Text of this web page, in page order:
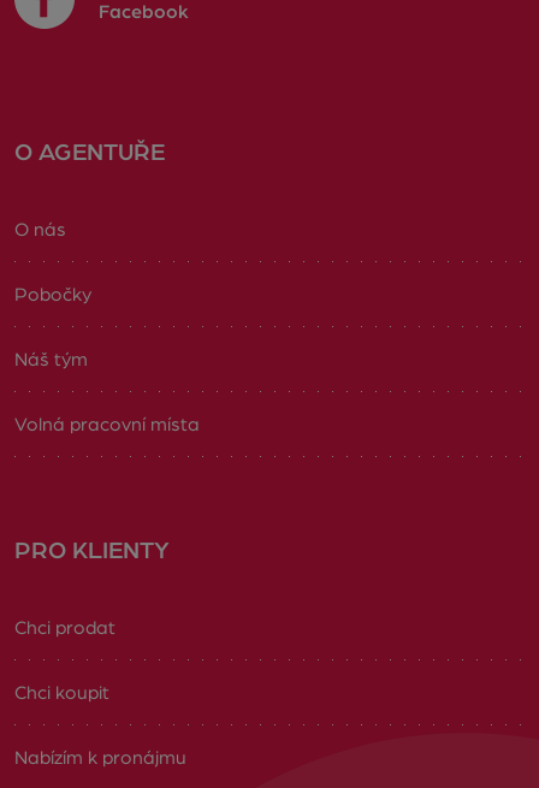
Facebook
O AGENTUŘE
O nás
Pobočky
Náš tým
Volná pracovní místa
PRO KLIENTY
Chci prodat
Chci koupit
Nabízím k pronájmu